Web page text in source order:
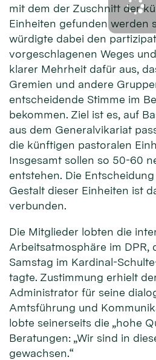
mit dem der Zuschnitt der
Einheiten gefunden werden
würdigte dabei den
vorgeschlagenen Weges
klarer Mehrheit dafür aus,
Gremien und andere
entscheidende Stimme im
bekommen. Ziel ist es, auf
aus dem Generalvikariat
die künftigen pastoralen
Insgesamt sollen so 50-60
entstehen. Die
Gestalt dieser Einheiten ist
verbunden.
Die Mitglieder lobten die
Arbeitsatmosphäre im DPR,
Samstag im Kardinal-
tagte. Zustimmung erhielt
Administrator für seine
Amtsführung und
lobte seinerseits die „hohe
Beratungen: „Wir sind in
gewachsen.“